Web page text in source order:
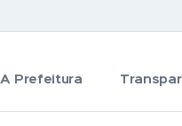
A Prefeitura